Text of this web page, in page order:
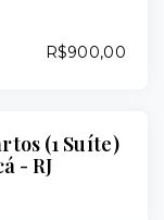
R$900,00
(1 Suíte)
- RJ